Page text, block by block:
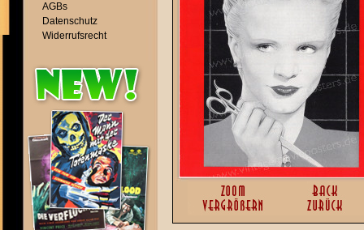
AGBs
Datenschutz
Widerrufsrecht